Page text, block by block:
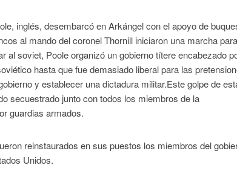
inglés, desembarcó en Arkángel con el apoyo de
al mando del coronel Thornill iniciaron una marcha para
al soviet, Poole organizó un gobierno títere encabezado
hasta que fue demasiado liberal para las
y establecer una dictadura militar.Este golpe de
secuestrado junto con todos los miembros de la
guardias armados.
reinstaurados en sus puestos los miembros del
Unidos.